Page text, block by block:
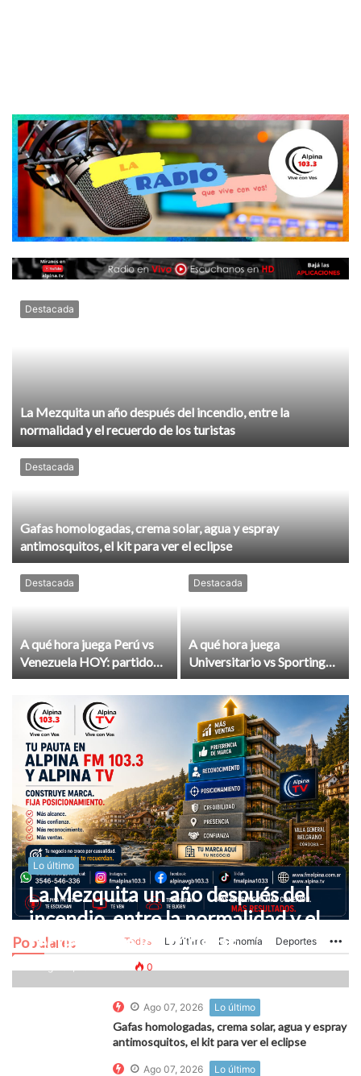
Destacada
La Mezquita un año después del incendio, entre la
normalidad y el recuerdo de los turistas
Destacada
Gafas homologadas, crema solar, agua y espray
antimosquitos, el kit para ver el eclipse
Destacada
A qué hora juega Perú vs
Venezuela HOY: partido
por la fecha 2 del Mundial
Sub 17 de Vóley 2026
Destacada
A qué hora juega
Universitario vs Sporting
Cristal HOY: partido en el
Monumental por Torneo
Clausura de Liga 1 2026
Populares Todas Lo último Economía Deportes
Lo último
La Mezquita un año después del
incendio, entre la normalidad y el
recuerdo de los turistas
0
Ago 07, 2026 Lo último
Gafas homologadas, crema solar, agua y espray
antimosquitos, el kit para ver el eclipse
Ago 07, 2026 Lo último